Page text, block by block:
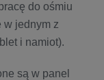
do ośmiu
w jednym z
i namiot).
są w panel